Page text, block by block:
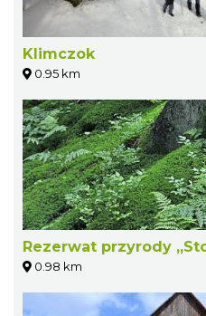
Klimczok
0.95 km
Rezerwat przyrody
0.98 km